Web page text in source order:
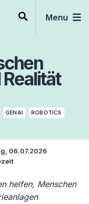
Menu
GENAI ROBOTICS
06.07.2026
helfen, Menschen